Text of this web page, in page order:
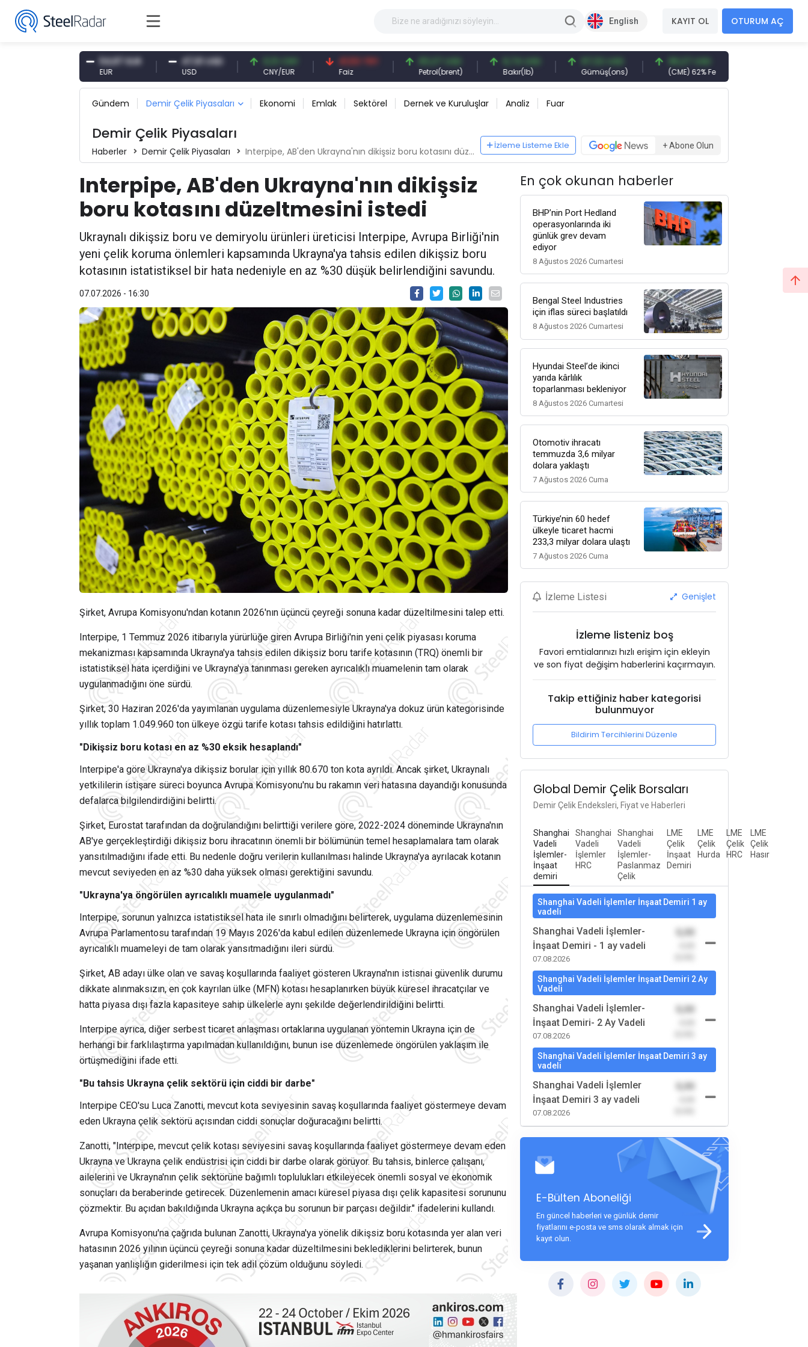
English KAYIT OL OTURUM AÇ
54,87 EUR 47,61 USD
USD
0,13 CNY
CNY/EUR
41,53 TRY
Faiz
83,27 USD
Petrol(brent)
6,74 USD
Bakır(lb)
97,32 USD
Gümüş(ons)
96,27 USD
(CME) 62% Fe
Gündem Demir Çelik Piyasaları Ekonomi Emlak Sektörel Dernek ve Kuruluşlar Analiz Fuar
Demir Çelik Piyasaları
Haberler Demir Çelik Piyasaları Interpipe, AB'den Ukrayna'nın dikişsiz boru kotasını düzeltmesini istedi
İzleme Listeme Ekle + Abone Olun
Interpipe, AB'den Ukrayna'nın dikişsiz
boru kotasını düzeltmesini istedi
Ukraynalı dikişsiz boru ve demiryolu ürünleri üreticisi Interpipe, Avrupa Birliği'nin
yeni çelik koruma önlemleri kapsamında Ukrayna'ya tahsis edilen dikişsiz boru
kotasının istatistiksel bir hata nedeniyle en az %30 düşük belirlendiğini savundu.
07.07.2026 - 16:30
Şirket, Avrupa Komisyonu'ndan kotanın 2026'nın üçüncü çeyreği sonuna kadar düzeltilmesini talep etti.
Interpipe, 1 Temmuz 2026 itibarıyla yürürlüğe giren Avrupa Birliği'nin yeni çelik piyasası koruma
mekanizması kapsamında Ukrayna'ya tahsis edilen dikişsiz boru tarife kotasının (TRQ) önemli bir
istatistiksel hata içerdiğini ve Ukrayna'ya tanınması gereken ayrıcalıklı muamelenin tam olarak
uygulanmadığını öne sürdü.
Şirket, 30 Haziran 2026'da yayımlanan uygulama düzenlemesiyle Ukrayna'ya dokuz ürün kategorisinde
yıllık toplam 1.049.960 ton ülkeye özgü tarife kotası tahsis edildiğini hatırlattı.
"Dikişsiz boru kotası en az %30 eksik hesaplandı"
Interpipe'a göre Ukrayna'ya dikişsiz borular için yıllık 80.670 ton kota ayrıldı. Ancak şirket, Ukraynalı
yetkililerin istişare süreci boyunca Avrupa Komisyonu'nu bu rakamın veri hatasına dayandığı konusunda
defalarca bilgilendirdiğini belirtti.
Şirket, Eurostat tarafından da doğrulandığını belirttiği verilere göre, 2022-2024 döneminde Ukrayna'nın
AB'ye gerçekleştirdiği dikişsiz boru ihracatının önemli bir bölümünün temel hesaplamalara tam olarak
yansıtılmadığını ifade etti. Bu nedenle doğru verilerin kullanılması halinde Ukrayna'ya ayrılacak kotanın
mevcut seviyeden en az %30 daha yüksek olması gerektiğini savundu.
"Ukrayna'ya öngörülen ayrıcalıklı muamele uygulanmadı"
Interpipe, sorunun yalnızca istatistiksel hata ile sınırlı olmadığını belirterek, uygulama düzenlemesinin
Avrupa Parlamentosu tarafından 19 Mayıs 2026'da kabul edilen düzenlemede Ukrayna için öngörülen
ayrıcalıklı muameleyi de tam olarak yansıtmadığını ileri sürdü.
Şirket, AB adayı ülke olan ve savaş koşullarında faaliyet gösteren Ukrayna'nın istisnai güvenlik durumu
dikkate alınmaksızın, en çok kayrılan ülke (MFN) kotası hesaplanırken büyük küresel ihracatçılar ve
hatta piyasa dışı fazla kapasiteye sahip ülkelerle aynı şekilde değerlendirildiğini belirtti.
Interpipe ayrıca, diğer serbest ticaret anlaşması ortaklarına uygulanan yöntemin Ukrayna için de
herhangi bir farklılaştırma yapılmadan kullanıldığını, bunun ise düzenlemede öngörülen yaklaşım ile
örtüşmediğini ifade etti.
"Bu tahsis Ukrayna çelik sektörü için ciddi bir darbe"
Interpipe CEO'su Luca Zanotti, mevcut kota seviyesinin savaş koşullarında faaliyet göstermeye devam
eden Ukrayna çelik sektörü açısından ciddi sonuçlar doğuracağını belirtti.
Zanotti, "Interpipe, mevcut çelik kotası seviyesini savaş koşullarında faaliyet göstermeye devam eden
Ukrayna ve Ukrayna çelik endüstrisi için ciddi bir darbe olarak görüyor. Bu tahsis, binlerce çalışanı,
ailelerini ve Ukrayna'nın çelik sektörüne bağımlı toplulukları etkileyecek önemli sosyal ve ekonomik
sonuçları da beraberinde getirecek. Düzenlemenin amacı küresel piyasa dışı çelik kapasitesi sorununu
çözmektir. Bu açıdan bakıldığında Ukrayna açıkça bu sorunun bir parçası değildir." ifadelerini kullandı.
Avrupa Komisyonu'na çağrıda bulunan Zanotti, Ukrayna'ya yönelik dikişsiz boru kotasında yer alan veri
hatasının 2026 yılının üçüncü çeyreği sonuna kadar düzeltilmesini beklediklerini belirterek, bunun
yaşanan yanlışlığın giderilmesi için tek adil çözüm olduğunu söyledi.
En çok okunan haberler
BHP’nin Port Hedland
operasyonlarında iki
günlük grev devam
ediyor
8 Ağustos 2026 Cumartesi
Bengal Steel Industries
için iflas süreci başlatıldı
8 Ağustos 2026 Cumartesi
Hyundai Steel’de ikinci
yarıda kârlılık
toparlanması bekleniyor
8 Ağustos 2026 Cumartesi
Otomotiv ihracatı
temmuzda 3,6 milyar
dolara yaklaştı
7 Ağustos 2026 Cuma
Türkiye’nin 60 hedef
ülkeyle ticaret hacmi
233,3 milyar dolara ulaştı
7 Ağustos 2026 Cuma
İzleme Listesi Genişlet
İzleme listeniz boş
Favori emtialarınızı hızlı erişim için ekleyin
ve son fiyat değişim haberlerini kaçırmayın.
Takip ettiğiniz haber kategorisi
bulunmuyor
Bildirim Tercihlerini Düzenle
Global Demir Çelik Borsaları
Demir Çelik Endeksleri, Fiyat ve Haberleri
Shanghai
Vadeli
İşlemler-
İnşaat
demiri
Shanghai
Vadeli
İşlemler
HRC
Shanghai
Vadeli
İşlemler-
Paslanmaz
Çelik
LME
Çelik
İnşaat
Demiri
LME
Çelik
Hurda
LME
Çelik
HRC
LME
Çelik
Hasır
Shanghai Vadeli İşlemler İnşaat Demiri 1 ay
vadeli
Shanghai Vadeli İşlemler-
İnşaat Demiri - 1 ay vadeli
07.08.2026
0,00
Shanghai Vadeli İşlemler İnşaat Demiri 2 Ay
Vadeli
Shanghai Vadeli İşlemler-
İnşaat Demiri- 2 Ay Vadeli
07.08.2026
0,00
Shanghai Vadeli İşlemler İnşaat Demiri 3 ay
vadeli
Shanghai Vadeli İşlemler
İnşaat Demiri 3 ay vadeli
07.08.2026
0,00
E-Bülten Aboneliği
En güncel haberleri ve günlük demir
fiyatlarını e-posta ve sms olarak almak için
kayıt olun.